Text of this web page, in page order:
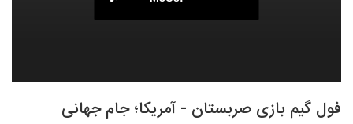
فول گیم بازی صربستان - آمریکا؛ جام جهانی